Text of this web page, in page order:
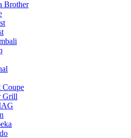
Brother
Coupe
Grill